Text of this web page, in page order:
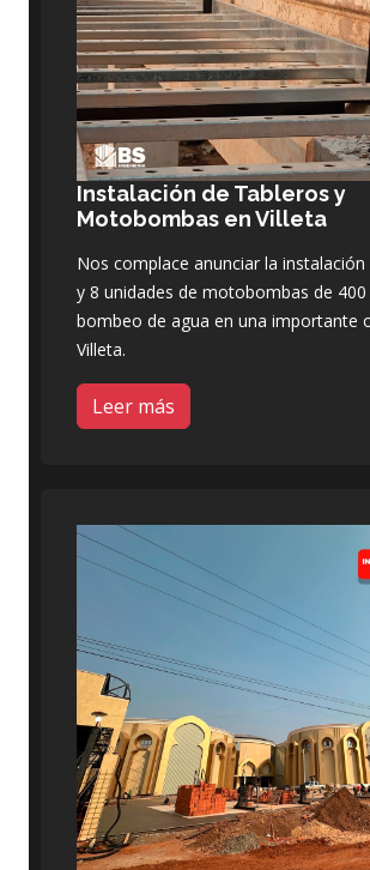
Instalación de Tableros y
Motobombas en Villeta
Nos complace anunciar la
y 8 unidades de motobombas de 400
bombeo de agua en una importante
Villeta.
Leer más